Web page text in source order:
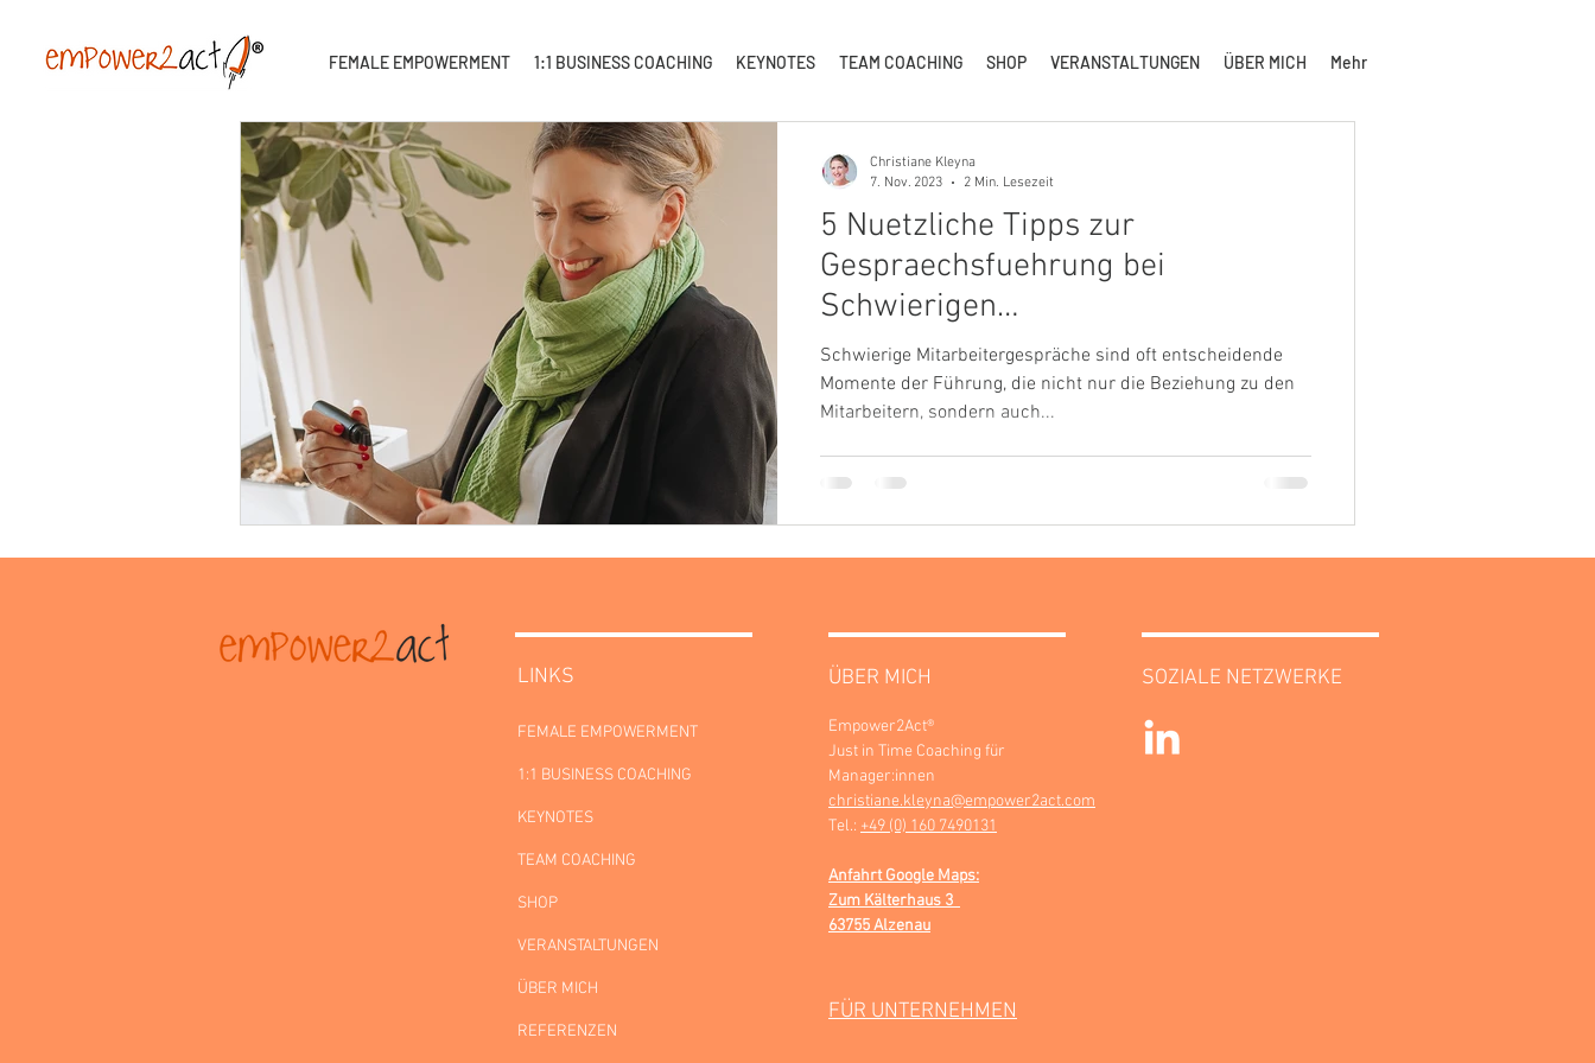
FEMALE EMPOWERMENT 1:1 BUSINESS COACHING KEYNOTES TEAM COACHING SHOP VERANSTALTUNGEN ÜBER MICH Mehr
5 Nuetzliche Tipps zur
Gespraechsfuehrung bei
Schwierigen
Mitarbeitergespraechen
Schwierige Mitarbeitergespräche sind oft entscheidende
Momente der Führung, die nicht nur die Beziehung zu den
Mitarbeitern, sondern auch...
Christiane Kleyna
7. Nov. 2023
2 Min. Lesezeit
LINKS
FEMALE EMPOWERMENT
1:1 BUSINESS COACHING
KEYNOTES
TEAM COACHING
SHOP
VERANSTALTUNGEN
ÜBER MICH
REFERENZEN
ÜBER MICH
Empower2Act®
Just in Time Coaching für
Manager:innen
christiane.kleyna@empower2act.com
Tel.: +49 (0) 160 7490131
Anfahrt Google Maps:
Zum Kälterhaus 3
63755 Alzenau
SOZIALE NETZWERKE
FÜR UNTERNEHMEN